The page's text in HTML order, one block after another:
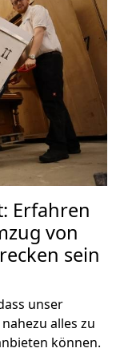
Erfahren
von
sein
unser
alles zu
können.